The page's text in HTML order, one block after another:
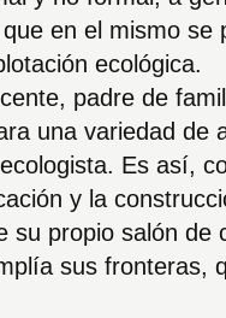
en el mismo se
ecológica.
padre de
una variedad de
Es así,
y la
propio salón de
sus fronteras,